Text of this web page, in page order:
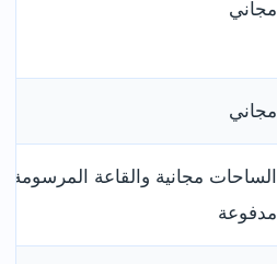
مجاني
مجاني
الساحات مجانية والقاعة المرسومة
مدفوعة